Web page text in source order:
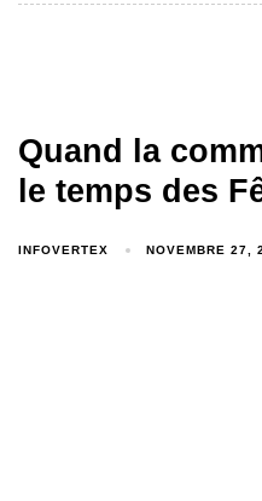
Quand la
le temps des
INFOVERTEX NOVEMBRE 27,